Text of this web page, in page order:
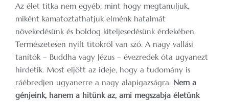
Az élet titka nem egyéb, mint hogy megtanuljuk,
miként kamatoztathatjuk elménk hatalmát
növekedésünk és boldog kiteljesedésünk érdekében.
Természetesen nyílt titokról van szó. A nagy vallási
tanítók – Buddha vagy Jézus – évezredek óta ugyanezt
hirdetik. Most eljött az ideje, hogy a tudomány is
ráébredjen ugyanerre a nagy alapigazságra. Nem a
génjeink, hanem a hitünk az, ami megszabja életünk